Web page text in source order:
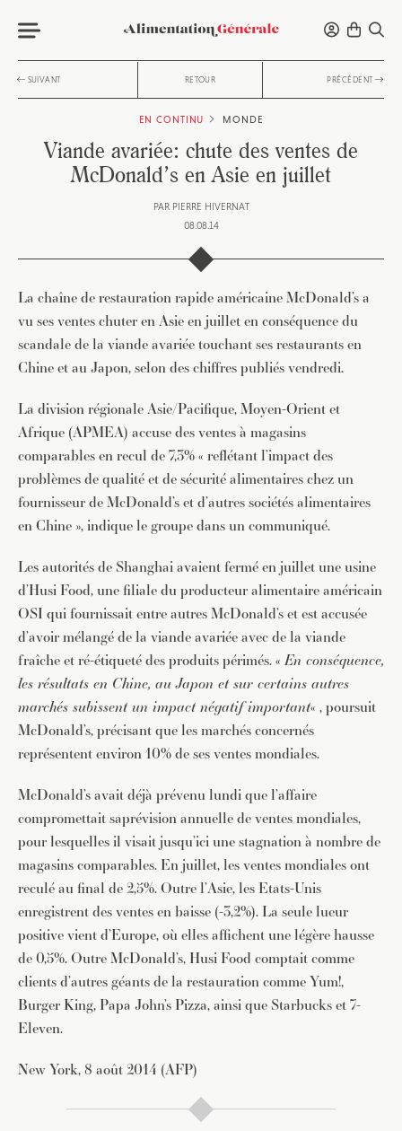
SUIVANT RETOUR PRÉCÉDENT
EN CONTINU MONDE
Viande avariée: chute des ventes de
McDonald’s en Asie en juillet
PAR PIERRE HIVERNAT
08.08.14
La chaîne de restauration rapide américaine McDonald’s a
vu ses ventes chuter en Asie en juillet en conséquence du
scandale de la viande avariée touchant ses restaurants en
Chine et au Japon, selon des chiffres publiés vendredi.
La division régionale Asie/Pacifique, Moyen-Orient et
Afrique (APMEA) accuse des ventes à magasins
comparables en recul de 7,3% « reflétant l’impact des
problèmes de qualité et de sécurité alimentaires chez un
fournisseur de McDonald’s et d’autres sociétés alimentaires
en Chine », indique le groupe dans un communiqué.
Les autorités de Shanghai avaient fermé en juillet une usine
d’Husi Food, une filiale du producteur alimentaire américain
OSI qui fournissait entre autres McDonald’s et est accusée
d’avoir mélangé de la viande avariée avec de la viande
fraîche et ré-étiqueté des produits périmés. «En conséquence,
les résultats en Chine, au Japon et sur certains autres
marchés subissent un impact négatif important« , poursuit
McDonald’s, précisant que les marchés concernés
représentent environ 10% de ses ventes mondiales.
McDonald’s avait déjà prévenu lundi que l’affaire
compromettait saprévision annuelle de ventes mondiales,
pour lesquelles il visait jusqu’ici une stagnation à nombre de
magasins comparables. En juillet, les ventes mondiales ont
reculé au final de 2,5%. Outre l’Asie, les Etats-Unis
enregistrent des ventes en baisse (-3,2%). La seule lueur
positive vient d’Europe, où elles affichent une légère hausse
de 0,5%. Outre McDonald’s, Husi Food comptait comme
clients d’autres géants de la restauration comme Yum!,
Burger King, Papa John’s Pizza, ainsi que Starbucks et 7-
Eleven.
New York, 8 août 2014 (AFP)